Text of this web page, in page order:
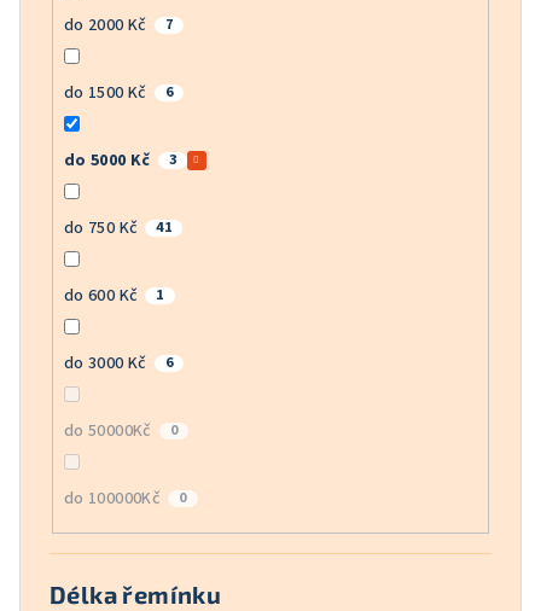
do 2000 Kč 7
do 1500 Kč 6
do 5000 Kč 3
do 750 Kč 41
do 600 Kč 1
do 3000 Kč 6
do 50000Kč 0
do 100000Kč 0
Délka řemínku